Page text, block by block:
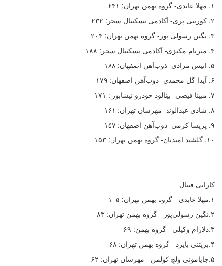
۱. مهلا عابدی- گروه بهمن تهران: ۲۴۱
۲. کورتنی پری- آکادمی بسکتبال سحر: ۲۳۲
۳. نگین رسولی پور- گروه بهمن تهران: ۲۰۴
۴. میریام مکنزی- آکادمی بسکتبال سحر: ۱۸۸
۵. انیس مرادی- ذوب‌آهن اصفهان: ۱۸۸
۶. آيدا گل محمدی- ذوب‌آهن اصفهان: ۱۷۹
۷. مبینا فیضی- بینالود خودرو نیشابور : ۱۷۱
۸. شادی عبدالوند- مهرسان تهران: ۱۶۱
۹. پریسا کرمی- ذوب‌آهن اصفهان: ۱۵۷
۱۰. گلشید امیدیان- گروه بهمن تهران: ۱۵۳
کارایی فینال
۱.مهلا عابدی - گروه بهمن تهران: ۱۰۵
۲.نگین رسولی‌پور - گروه بهمن تهران: ۸۳
۳.دلارام وکیلی - گروه بهمن: ۶۹
۴.بریتنی بایرد - گروه بهمن تهران: ۶۸
۵.جایامونی ولچ کولمن - مهرسان تهران: ۶۲